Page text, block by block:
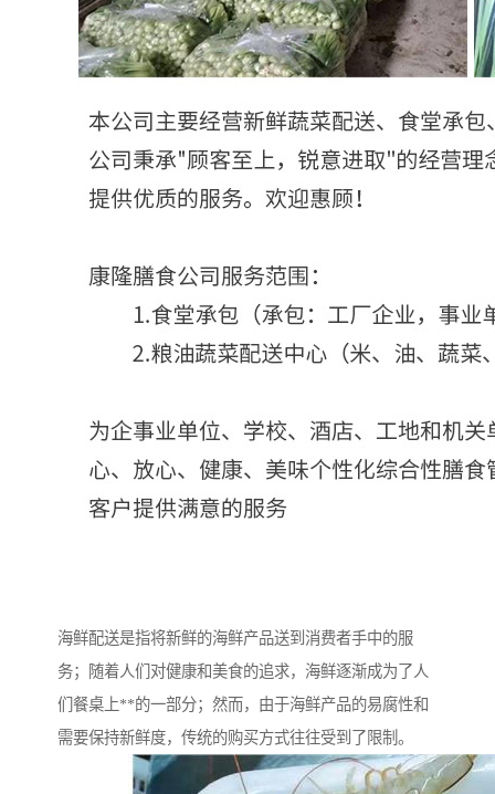
海鲜配送是指将新鲜的海鲜产品送到消费者手中的服
务；随着人们对健康和美食的追求，海鲜逐渐成为了人
们餐桌上**的一部分；然而，由于海鲜产品的易腐性和
需要保持新鲜度，传统的购买方式往往受到了限制。